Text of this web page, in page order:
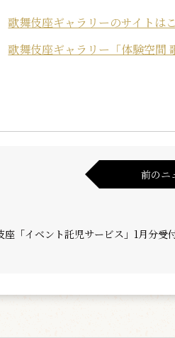
歌舞伎座ギャラリーのサイトは
歌舞伎座ギャラリー「体験空間
前のニ
座「イベント託児サービス」1月分受